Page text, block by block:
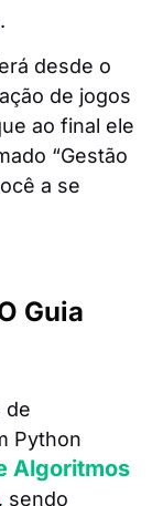
desde o
de jogos
ao final ele
“Gestão
a se
Guia
de
Python
Algoritmos
, sendo